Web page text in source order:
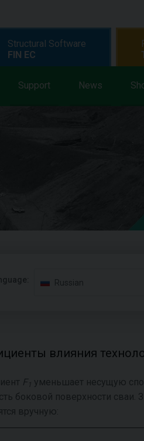
Support News
Structural Software
FIN EC
Russian
влияния
F 1 уменьшает несущую
боковой поверхности сваи.
вручную: